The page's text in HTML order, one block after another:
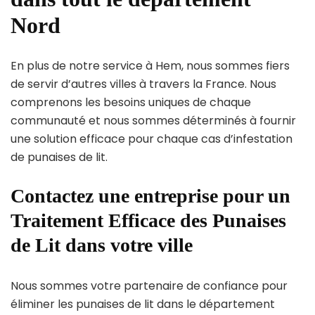
Nord
En plus de notre service à Hem, nous sommes fiers
de servir d’autres villes à travers la France. Nous
comprenons les besoins uniques de chaque
communauté et nous sommes déterminés à fournir
une solution efficace pour chaque cas d’infestation
de punaises de lit.
Contactez une entreprise pour un
Traitement Efficace des Punaises
de Lit dans votre ville
Nous sommes votre partenaire de confiance pour
éliminer les punaises de lit dans le département